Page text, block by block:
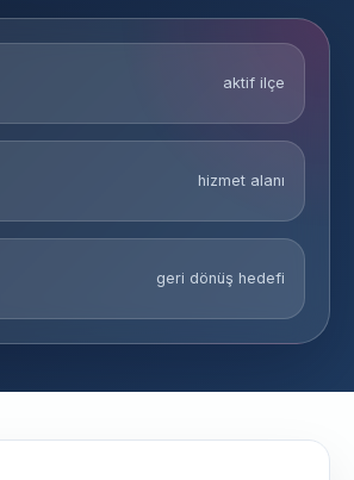
aktif ilçe
hizmet alanı
geri dönüş hedefi